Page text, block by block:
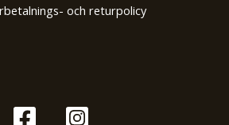
och returpolicy